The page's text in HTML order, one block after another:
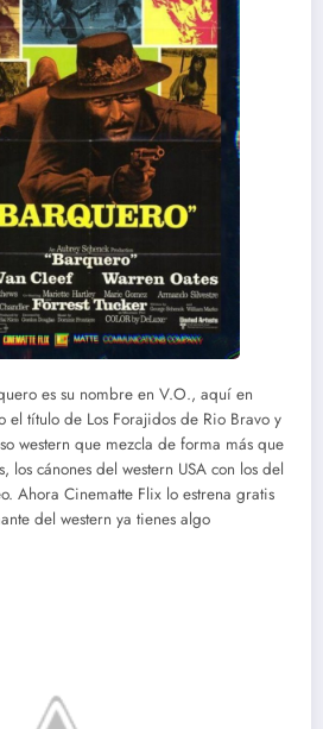
es su nombre en V.O., aquí en
el título de Los Forajidos de Rio Bravo y
western que mezcla de forma más que
los cánones del western USA con los del
Ahora Cinematte Flix lo estrena gratis
del western ya tienes algo